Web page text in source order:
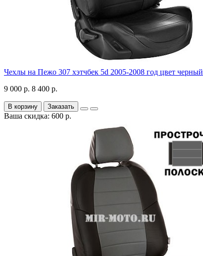
Чехлы на Пежо 307 хэтчбек 5d 2005-2008 год цвет черный
9 000 р. 8 400 р.
В корзину Заказать
Ваша скидка: 600 р.